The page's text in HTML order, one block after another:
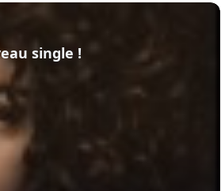
single !